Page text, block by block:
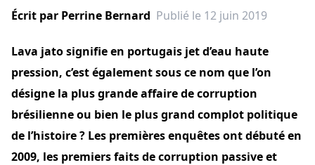
Écrit par Perrine Bernard Publié le 12 juin 2019
Lava jato signifie en portugais jet d’eau haute
pression, c’est également sous ce nom que l’on
désigne la plus grande affaire de corruption
brésilienne ou bien le plus grand complot politique
de l’histoire ? Les premières enquêtes ont débuté en
2009, les premiers faits de corruption passive et